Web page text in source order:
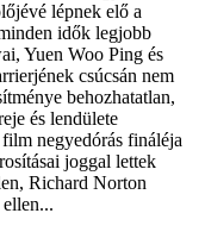
lépnek elő a
idők legjobb
Yuen Woo Ping és
csúcsán nem
behozhatatlan,
és lendülete
negyedórás fináléja
joggal lettek
Richard Norton